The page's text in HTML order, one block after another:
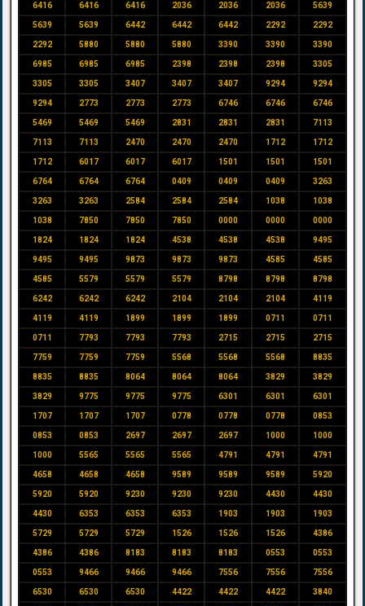
6416 6416 6416 2036 2036 2036 5639
5639 5639 6442 6442 6442 2292 2292
2292 5880 5880 5880 3390 3390 3390
6985 6985 6985 2398 2398 2398 3305
3305 3305 3407 3407 3407 9294 9294
9294 2773 2773 2773 6746 6746 6746
5469 5469 5469 2831 2831 2831 7113
7113 7113 2470 2470 2470 1712 1712
1712 6017 6017 6017 1501 1501 1501
6764 6764 6764 0409 0409 0409 3263
3263 3263 2584 2584 2584 1038 1038
1038 7850 7850 7850 0000 0000 0000
1824 1824 1824 4538 4538 4538 9495
9495 9495 9873 9873 9873 4585 4585
4585 5579 5579 5579 8798 8798 8798
6242 6242 6242 2104 2104 2104 4119
4119 4119 1899 1899 1899 0711 0711
0711 7793 7793 7793 2715 2715 2715
7759 7759 7759 5568 5568 5568 8835
8835 8835 8064 8064 8064 3829 3829
3829 9775 9775 9775 6301 6301 6301
1707 1707 1707 0778 0778 0778 0853
0853 0853 2697 2697 2697 1000 1000
1000 5565 5565 5565 4791 4791 4791
4658 4658 4658 9589 9589 9589 5920
5920 5920 9230 9230 9230 4430 4430
4430 6353 6353 6353 1903 1903 1903
5729 5729 5729 1526 1526 1526 4386
4386 4386 8183 8183 8183 0553 0553
0553 9466 9466 9466 7556 7556 7556
6530 6530 6530 4422 4422 4422 3840